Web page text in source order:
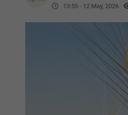
13:55 - 12 May, 2026